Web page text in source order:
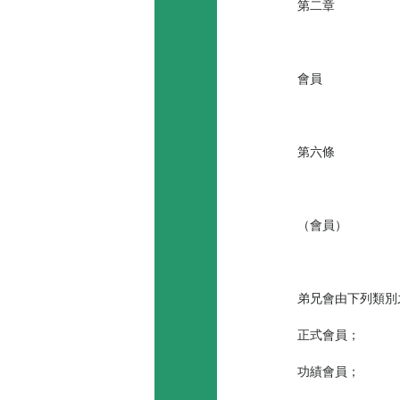
第二章
會員
第六條
（會員）
弟兄會由下列類別
正式會員；
功績會員；